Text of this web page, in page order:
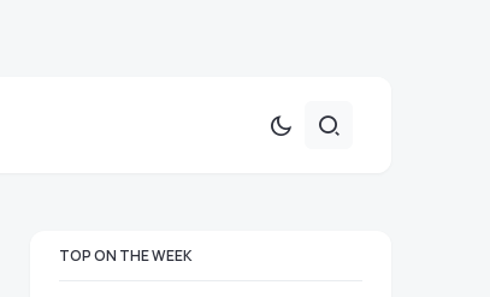
TOP ON THE WEEK